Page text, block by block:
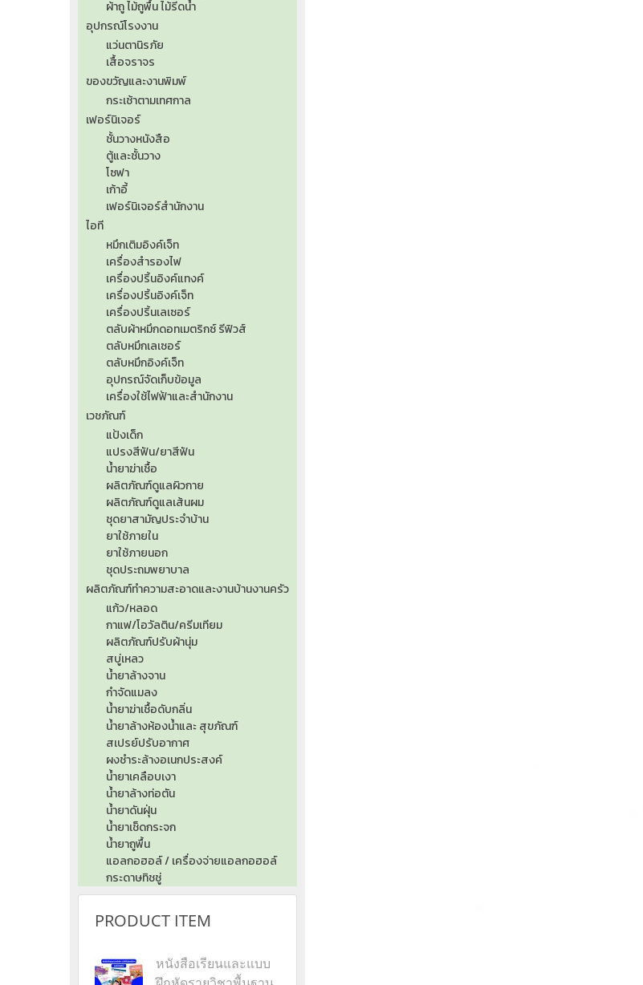
ผ้าถู ไม้ถูพื้น ไม้รีดน้ำ
อุปกรณ์โรงงาน
แว่นตานิรภัย
เสื้อจราจร
ของขวัญและงานพิมพ์
กระเช้าตามเทศกาล
เฟอร์นิเจอร์
ชั้นวางหนังสือ
ตู้และชั้นวาง
โซฟา
เก้าอี้
เฟอร์นิเจอร์สำนักงาน
ไอที
หมึกเติมอิงค์เจ็ท
เครื่องสำรองไฟ
เครื่องปริ้นอิงค์แทงค์
เครื่องปริ้นอิงค์เจ็ท
เครื่องปริ้นเลเซอร์
ตลับผ้าหมึกดอทเมตริกซ์ รีฟิวส์
ตลับหมึกเลเซอร์
ตลับหมึกอิงค์เจ็ท
อุปกรณ์จัดเก็บข้อมูล
เครื่องใช้ไฟฟ้าและสำนักงาน
เวชภัณฑ์
แป้งเด็ก
แปรงสีฟัน/ยาสีฟัน
น้ำยาฆ่าเชื้อ
ผลิตภัณฑ์ดูแลผิวกาย
ผลิตภัณฑ์ดูแลเส้นผม
ชุดยาสามัญประจำบ้าน
ยาใช้ภายใน
ยาใช้ภายนอก
ชุดประถมพยาบาล
ผลิตภัณฑ์ทำความสะอาดและงานบ้านงานครัว
แก้ว/หลอด
กาแฟ/โอวัลติน/ครีมเทียม
ผลิตภัณฑ์ปรับผ้านุ่ม
สบู่เหลว
น้ำยาล้างจาน
กำจัดแมลง
น้ำยาฆ่าเชื้อดับกลิ่น
น้ำยาล้างห้องน้ำและ สุขภัณฑ์
สเปรย์ปรับอากาศ
ผงชำระล้างอเนกประสงค์
น้ำยาเคลือบเงา
น้ำยาล้างท่อตัน
น้ำยาดันฝุ่น
น้ำยาเช็ดกระจก
น้ำยาถูพื้น
แอลกอฮอล์ / เครื่องจ่ายแอลกอฮอล์
กระดาษทิชชู่
PRODUCT ITEM
หนังสือเรียนและแบบ